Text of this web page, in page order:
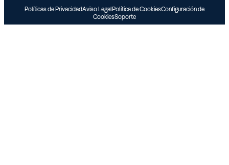
Políticas de PrivacidadAviso LegalPolítica de CookiesConfiguración de
CookiesSoporte